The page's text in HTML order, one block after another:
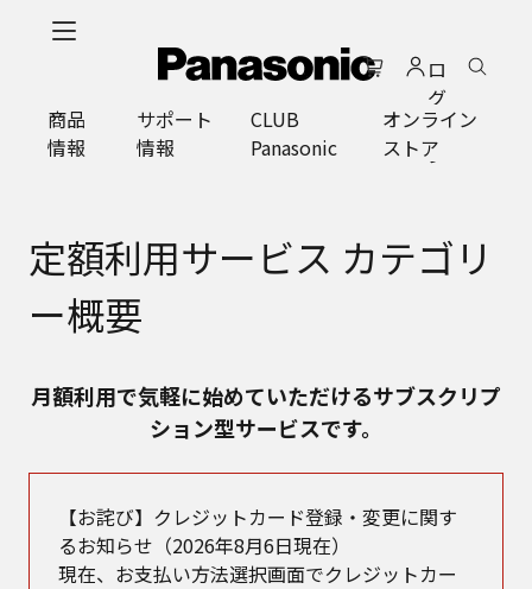
ロ
グ
イ
ン
商品
情報
サポート
情報
CLUB
Panasonic
オンライン
ストア
定額利用サービス カテゴリ
ー概要
月額利用で気軽に始めていただけるサブスクリプ
ション型サービスです。
【お詫び】クレジットカード登録・変更に関す
るお知らせ（2026年8月6日現在）
現在、お支払い方法選択画面でクレジットカー